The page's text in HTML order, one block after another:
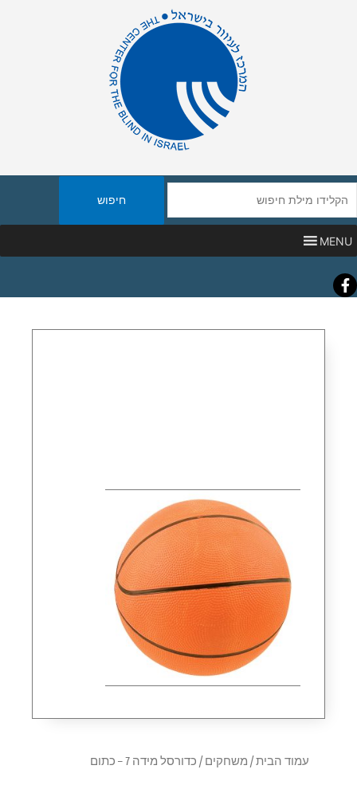
חיפוש
באתר
MENU
Facebook
עמוד הבית/ משחקים/ כדורסל מידה 7 – כתום